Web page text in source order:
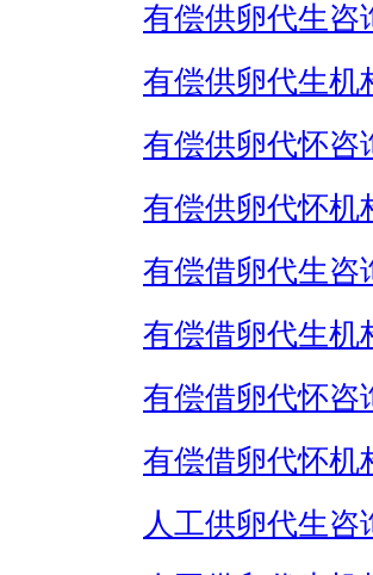
有偿供卵代生咨
有偿供卵代生机
有偿供卵代怀咨
有偿供卵代怀机
有偿借卵代生咨
有偿借卵代生机
有偿借卵代怀咨
有偿借卵代怀机
人工供卵代生咨